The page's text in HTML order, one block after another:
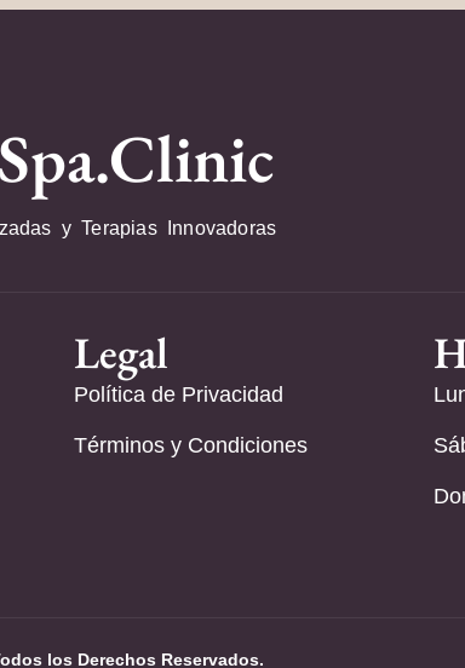
y Terapias Innovadoras
Legal
Política de Privacidad
Términos y Condiciones
los Derechos Reservados.